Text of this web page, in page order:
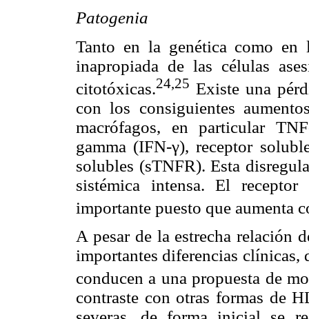
Patogenia
Tanto en la genética como
inapropiada de las células
citotóxicas.24,25 Existe una
con los consiguientes
macrófagos, en particular
gamma (IFN-γ), receptor
solubles (sTNFR). Esta
sistémica intensa. El
importante puesto que aumenta
A pesar de la estrecha relación
importantes diferencias
conducen a una propuesta de
contraste con otras formas de